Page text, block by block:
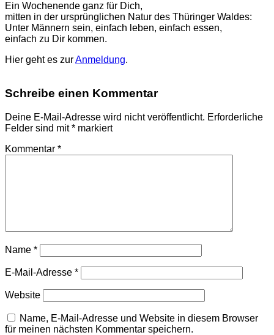
Ein Wochenende ganz für Dich,
mitten in der ursprünglichen Natur des Thüringer Waldes:
Unter Männern sein, einfach leben, einfach essen,
einfach zu Dir kommen.
Hier geht es zurAnmeldung.
Schreibe einen Kommentar
Deine E-Mail-Adresse wird nicht veröffentlicht. Erforderliche
Felder sind mit* markiert
Kommentar *
Name *
E-Mail-Adresse *
Website
Name, E-Mail-Adresse und Website in diesem Browser
für meinen nächsten Kommentar speichern.